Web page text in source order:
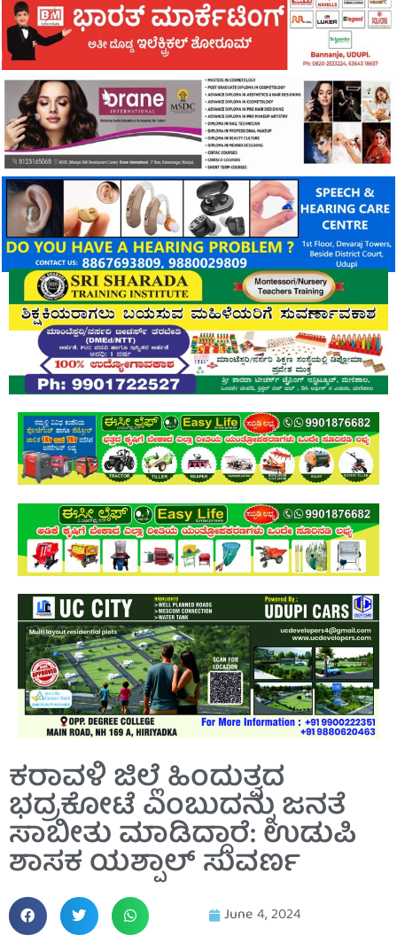
ಕರಾವಳಿ ಜಿಲ್ಲೆ ಹಿಂದುತ್ವದ
ಭದ್ರಕೋಟೆ ಎಂಬುದನ್ನು ಜನತೆ
ಸಾಬೀತು ಮಾಡಿದ್ದಾರೆ: ಉಡುಪಿ
ಶಾಸಕ ಯಶ್ಪಾಲ್ ಸುವರ್ಣ
June 4, 2024